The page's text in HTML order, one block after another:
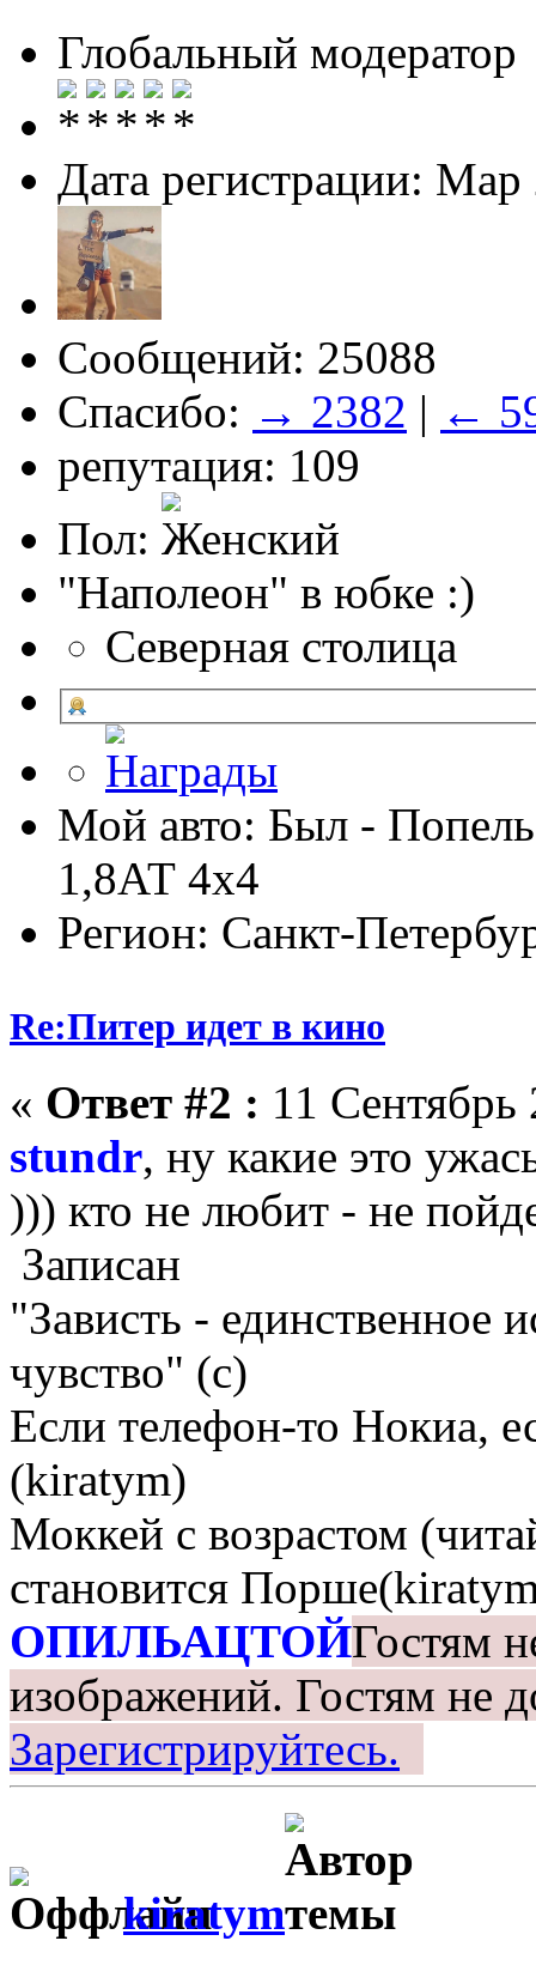
Глобальный модератор
Дата регистрации: Мар
Сообщений: 25088
Спасибо: → 2382 | ←
репутация: 109
Пол:
"Наполеон" в юбке :)
Северная столица
Мой авто: Был -
1,8АТ 4х4
Регион: Санкт-
Re:Питер идет в кино
« Ответ #2 : 11
stundr, ну какие это
))) кто не любит - не
Записан
"Зависть - единственное
чувство" (с)
Если телефон-то Нокиа,
(kiratym)
Моккей с возрастом
становится
ОПИЛЬАЦТОЙГостям
изображений. Гостям не
Зарегистрируйтесь.
kiratym